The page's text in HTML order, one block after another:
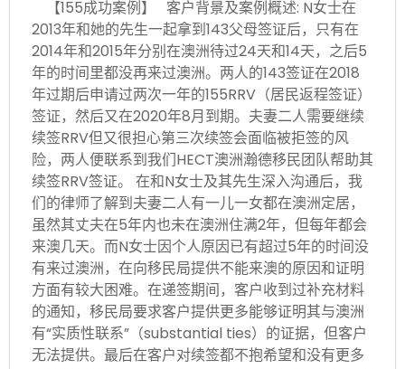
【155成功案例】 客户背景及案例概述: N女士在
2013年和她的先生一起拿到143父母签证后，只有在
2014年和2015年分别在澳洲待过24天和14天，之后5
年的时间里都没再来过澳洲。两人的143签证在2018
年过期后申请过两次一年的155RRV（居民返程签证）
签证，然后又在2020年8月到期。夫妻二人需要继续
续签RRV但又很担心第三次续签会面临被拒签的风
险，两人便联系到我们HECT澳洲瀚德移民团队帮助其
续签RRV签证。 在和N女士及其先生深入沟通后，我
们的律师了解到夫妻二人有一儿一女都在澳洲定居，
虽然其丈夫在5年内也未在澳洲住满2年，但每年都会
来澳几天。而N女士因个人原因已有超过5年的时间没
有来过澳洲，在向移民局提供不能来澳的原因和证明
方面有较大困难。在递签期间，客户收到过补充材料
的通知，移民局要求客户提供更多能够证明其与澳洲
有“实质性联系”（substantial ties）的证据，但客户
无法提供。最后在客户对续签都不抱希望和没有更多